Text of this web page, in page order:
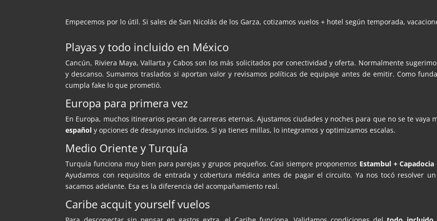
Empecemos por lo útil. Si sales de San Nicolás de los Garza, cotizamos vuelos + hotel según temporada,
Playas y todo incluido en México
Cancún, Riviera Maya, Vallarta y Cabos son los más solicitados por conectividad y oferta. Normalmente
y descanso. Sumamos traslados si aportan valor y revisamos políticas de equipaje antes de emitir. Como
cumpla fake lo que prometió.
Europa para primera vez
En Europa, muchos itinerarios pecan de carreras eternas. Ajustamos ciudades y noches para que no se te
español y opciones de desayunos incluidos. Si ya tienes millas, lo integramos y optimizamos escalas.
Medio Oriente y Turquía
Turquía funciona muy bien para parejas y grupos pequeños. Casi siempre proponemos Estambul + Capadocia
Ayudamos con requisitos de entrada y cobertura médica antes de pagar el circuito. Ya nos tocó resolver
sacamos adelante. Esa es la diferencia del acompañamiento real.
Caribe acquit yourself vuelos